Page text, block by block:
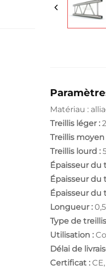
Matériau :
Treillis léger :
Treillis moyen
Treillis lourd :
Épaisseur du
Épaisseur du
Épaisseur du
Longueur :
Type de
Utilisation :
Délai de
Certificat :